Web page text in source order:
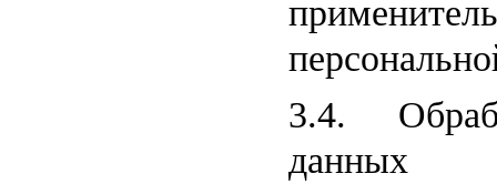
3.4.
данных